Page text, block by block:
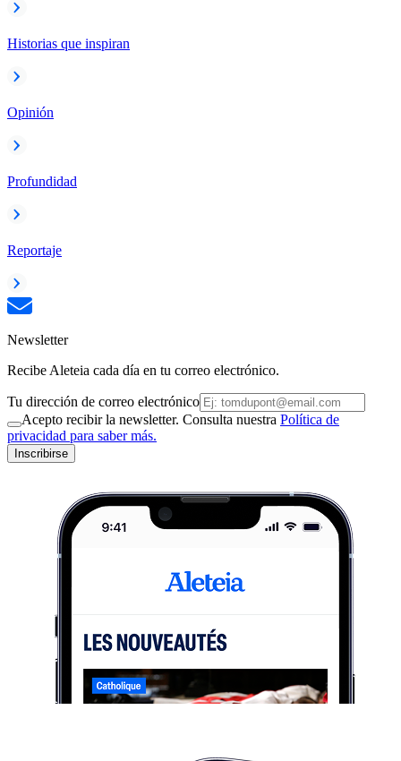
Historias que inspiran
Opinión
Profundidad
Reportaje
Newsletter
Recibe Aleteia cada día en tu correo electrónico.
Tu dirección de correo electrónico
Acepto recibir la newsletter. Consulta nuestra Política de
privacidad para saber más.
Inscribirse